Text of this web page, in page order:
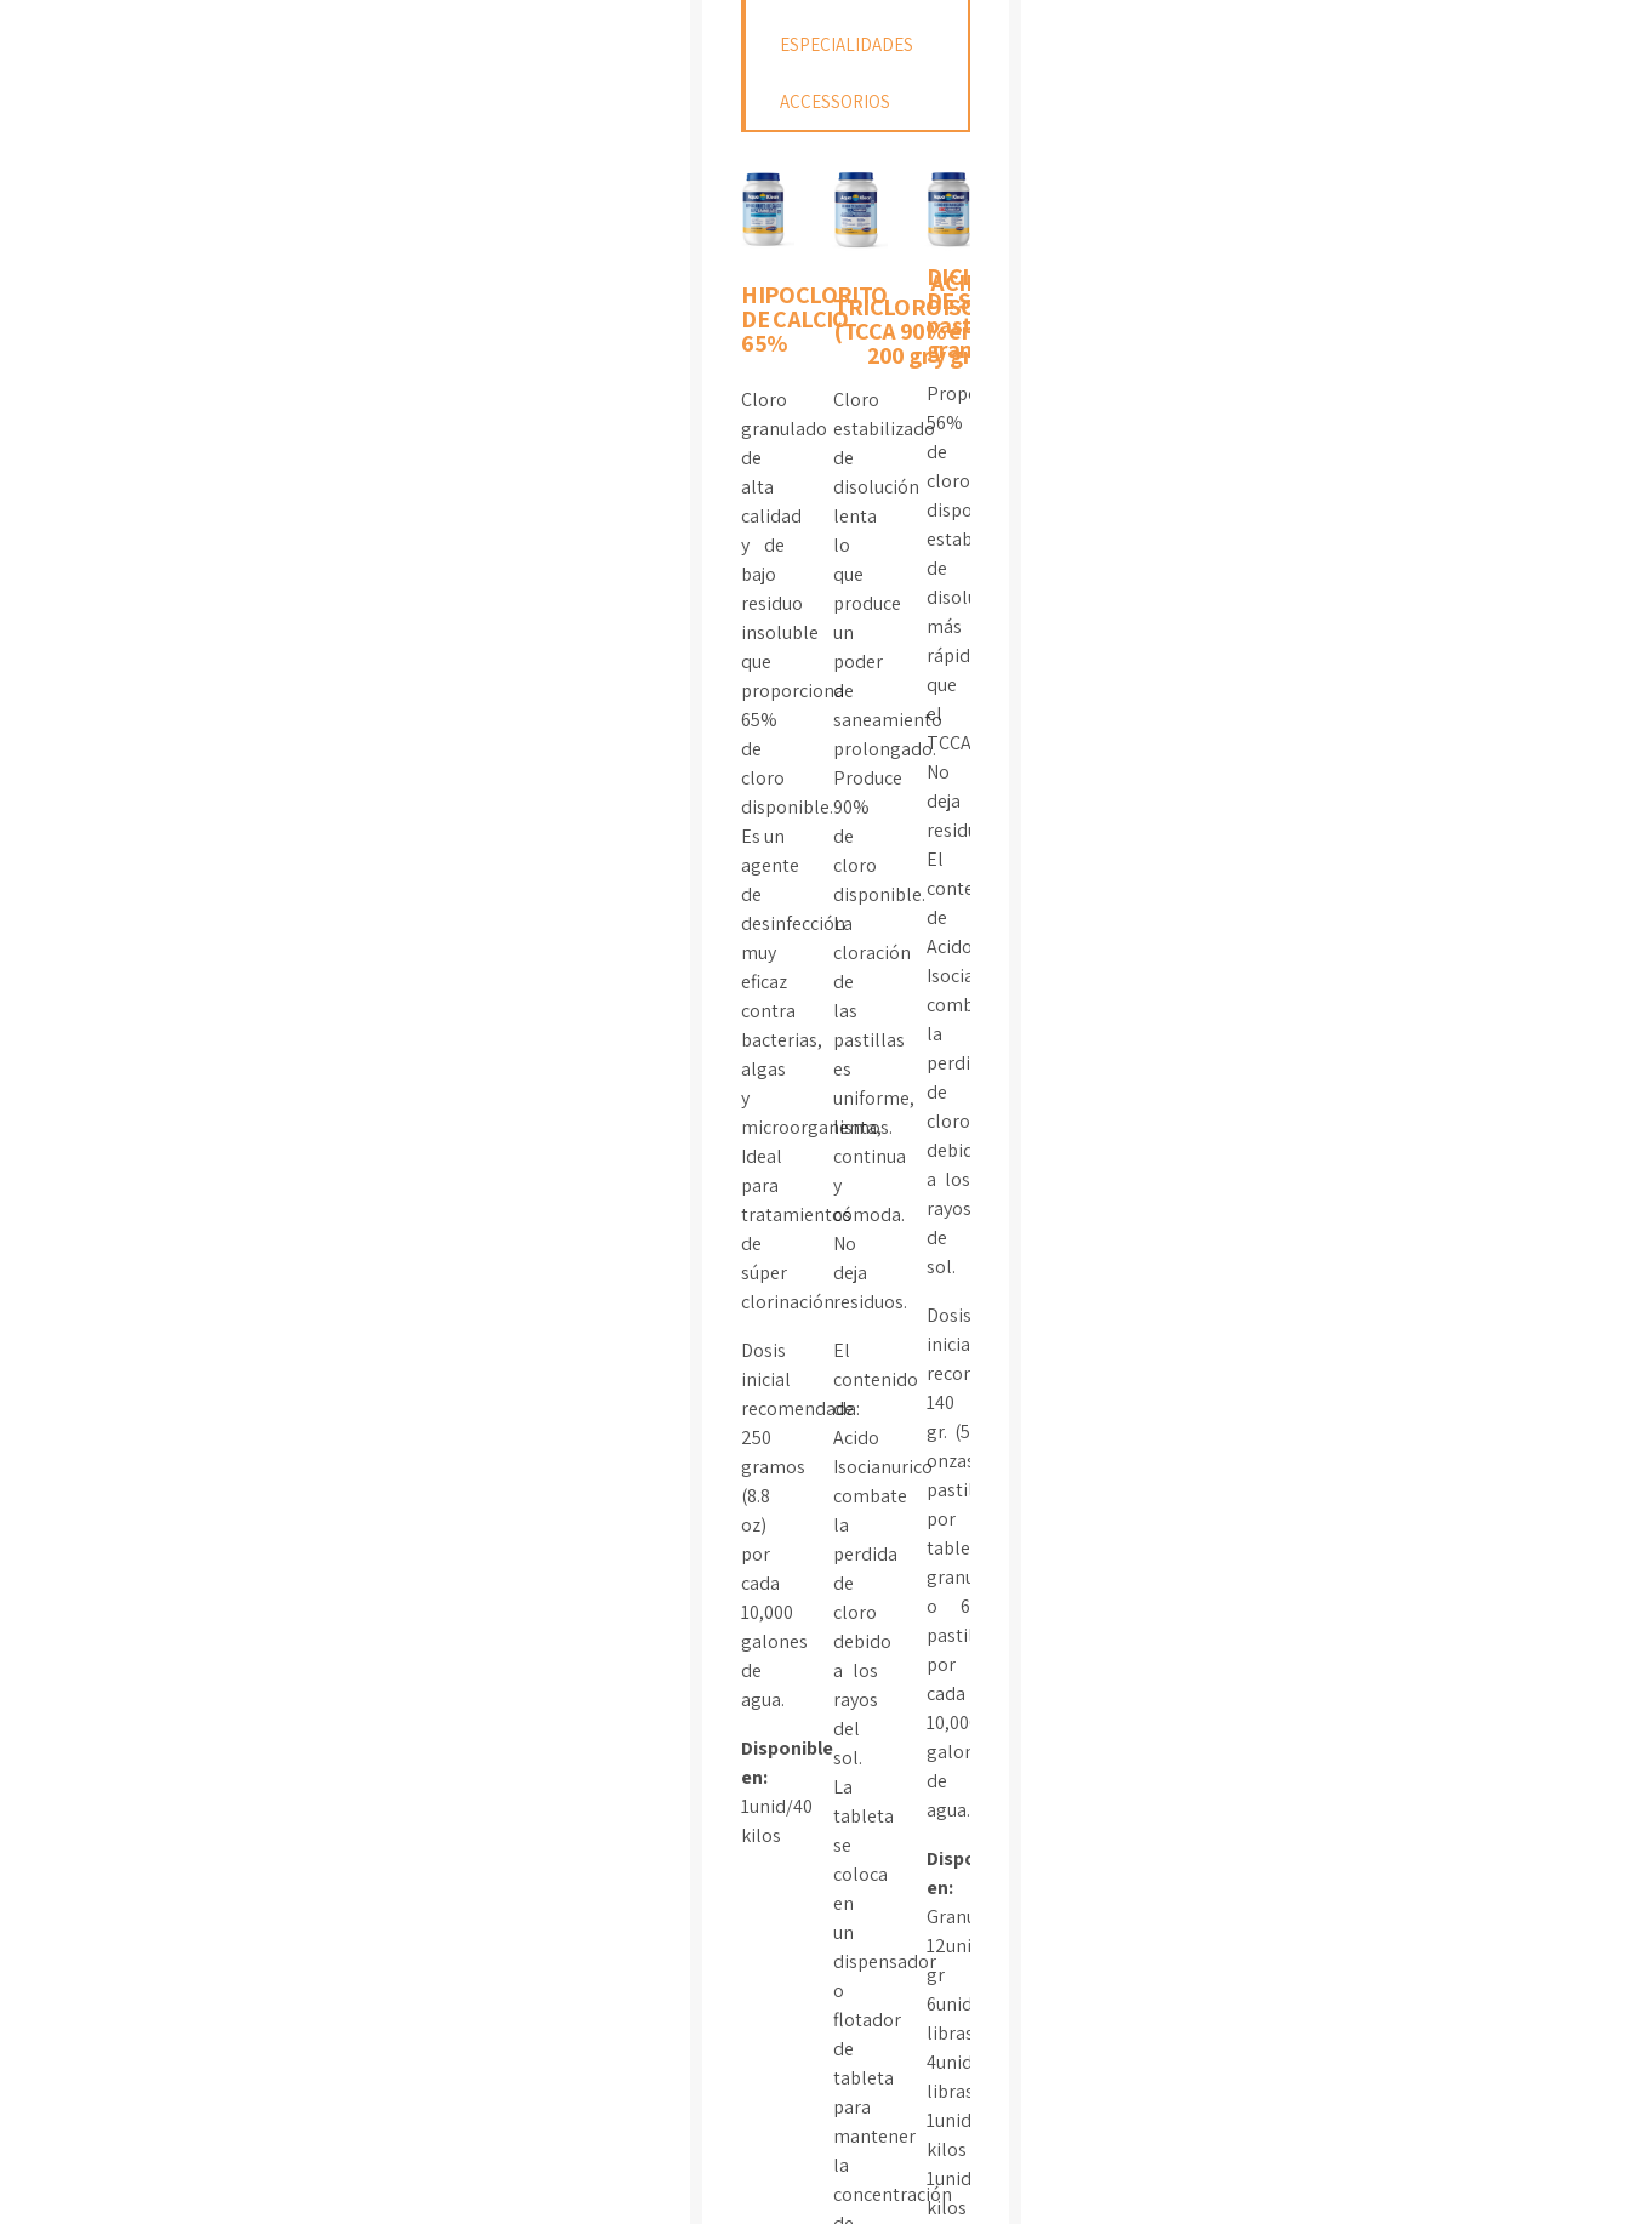
ESPECIALIDADES
ACCESSORIOS
HIPOCLORITO
DE CALCIO
65%
Cloro
granulado
de
alta
calidad
y de
bajo
residuo
insoluble
que
proporciona
65%
de
cloro
disponible.
Es un
agente
de
desinfección
muy
eficaz
contra
bacterias,
algas
y
microorganismos.
Ideal
para
tratamientos
de
súper
clorinación.
Dosis
inicial
recomendada:
250
gramos
(8.8
oz)
por
cada
10,000
galones
de
agua.
Disponible
en:
1unid/40
kilos
ACIDO
TRICLOROISOCIANURICO
(TCCA 90% en pastillas de
200 gr y granulado)
Cloro
estabilizado
de
disolución
lenta
lo
que
produce
un
poder
de
saneamiento
prolongado.
Produce
90%
de
cloro
disponible.
La
cloración
de
las
pastillas
es
uniforme,
lenta,
continua
y
cómoda.
No
deja
residuos.
El
contenido
de
Acido
Isocianurico
combate
la
perdida
de
cloro
debido
a los
rayos
del
sol.
La
tableta
se
coloca
en
un
dispensador
o
flotador
de
tableta
para
mantener
la
concentración
DICLOROISOCIANURATO
DE SODIO (SDIC 56% en
pastillas de 20gr y
granulado)
Proporciona
56%
de
cloro
disponible.Cloro
estabilizado
de
disolución
más
rápida
que
el
TCCA.
No
deja
residuo.
El
contenido
de
Acido
Isocianurico
combate
la
perdida
de
cloro
debido
a los
rayos
de
sol.
Dosis
inicial
recomendada:
140
gr. (5
onzas)
pastillas
por
tabletas
granulado
o 6
pastillas
por
cada
10,000
galones
de
agua.
Disponible
en:
Granulado:
12unid/325
gr
6unid/3
libras
4unid/7
libras
1unid/7
kilos
1unid/50
kilos